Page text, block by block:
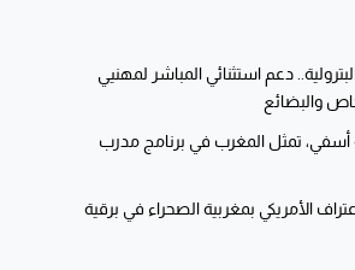
دعم استثنائي المباشر لمهنيي
والبضائع
أسفي، تمثل المغرب في برنامج مدرب
الأمريكي بمغربية الصحراء في برقية